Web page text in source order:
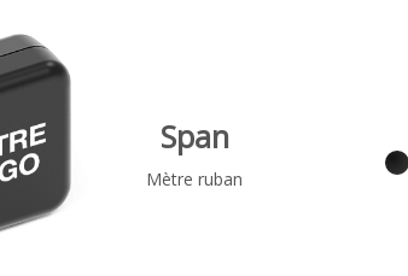
Span
Mètre ruban